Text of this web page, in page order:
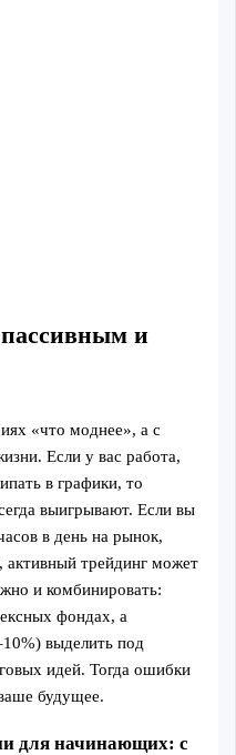
и
«что моднее», а с
Если у вас работа,
в графики, то
выигрывают. Если вы
в день на рынок,
активный трейдинг может
и комбинировать:
фондах, а
выделить под
идей. Тогда ошибки
будущее.
для начинающих: с